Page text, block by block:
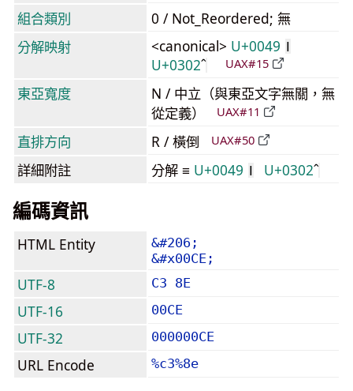
組合類別
0 / Not_Reordered; 無
分解映射
<canonical> U+0049 I
U+0302 UAX#15
東亞寬度
N / 中立（與東亞文字無關，無
從定義）
UAX#11
直排方向 R / 橫倒 UAX#50
詳細附註 分解 ≡ U+0049 I U+0302
編碼資訊
HTML Entity
&#206;
&#x00CE;
UTF-8 C3 8E
UTF-16 00CE
UTF-32 000000CE
URL Encode %c3%8e